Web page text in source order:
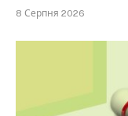
8 Серпня 2026